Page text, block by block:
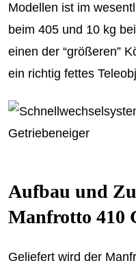
Modellen ist im
beim 405 und 10 kg
einen der “größeren”
ein richtig fettes
Aufbau und
Manfrotto 410
Geliefert wird der